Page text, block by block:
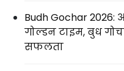
Budh Gochar
गोल्डन टाइम, बुध
सफलता